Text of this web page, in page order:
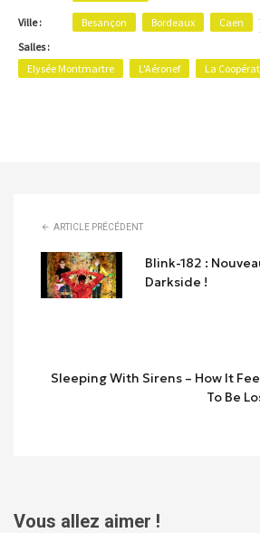
Ville : Besançon Bordeaux Caen
Salles :
Elysée Montmartre
L'Aéronef La
ARTICLE PRÉCÉDENT
Blink-182 :
Darkside !
Sleeping With Sirens – How It
To Be
Vous allez aimer !